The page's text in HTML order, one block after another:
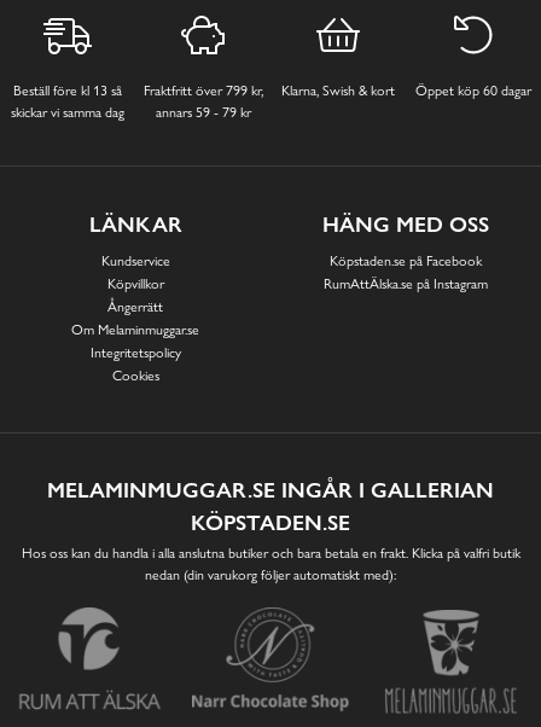
Beställ före kl 13 så
skickar vi samma dag
Fraktfritt över 799 kr,
annars 59 - 79 kr
Klarna, Swish & kort Öppet köp 60 dagar
LÄNKAR
Kundservice
Köpvillkor
Ångerrätt
Om Melaminmuggar.se
Integritetspolicy
Cookies
HÄNG MED OSS
Köpstaden.se på Facebook
RumAttÄlska.se på Instagram
MELAMINMUGGAR.SE INGÅR I GALLERIAN
KÖPSTADEN.SE
Hos oss kan du handla i alla anslutna butiker och bara betala en frakt. Klicka på valfri butik
nedan (din varukorg följer automatiskt med):